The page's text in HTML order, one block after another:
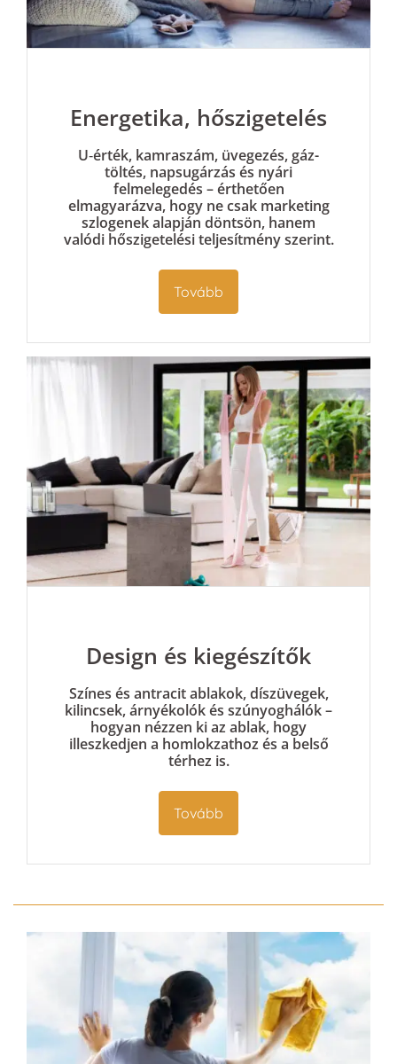
Energetika, hőszigetelés
U‑érték, kamraszám, üvegezés, gáz­
töltés, napsugárzás és nyári
felmelegedés – érthetően
elmagyarázva, hogy ne csak marketing
szlogenek alapján döntsön, hanem
valódi hőszigetelési teljesítmény szerint.
Tovább
Design és kiegészítők
Színes és antracit ablakok, díszüvegek,
kilincsek, árnyékolók és szúnyoghálók –
hogyan nézzen ki az ablak, hogy
illeszkedjen a homlokzathoz és a belső
térhez is.
Tovább